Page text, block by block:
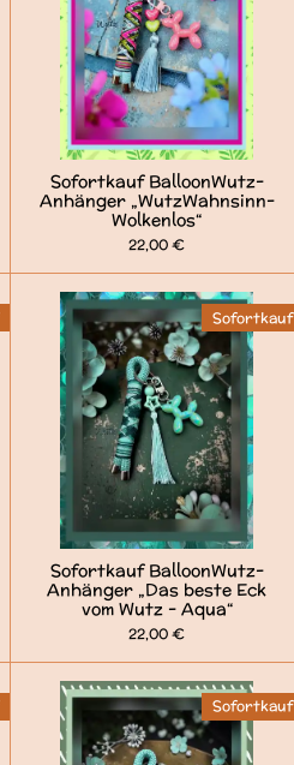
Sofortkauf BalloonWutz-
Anhänger „WutzWahnsinn-
Wolkenlos“
22,00 €
Sofortkauf
Sofortkauf BalloonWutz-
Anhänger „Das beste Eck
vom Wutz - Aqua“
22,00 €
Sofortkauf